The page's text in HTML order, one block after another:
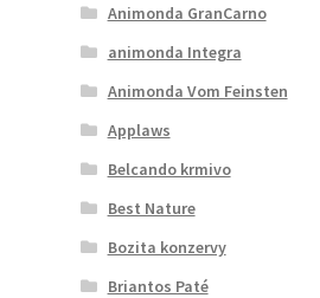
Animonda GranCarno
animonda Integra
Animonda Vom Feinsten
Applaws
Belcando krmivo
Best Nature
Bozita konzervy
Briantos Paté